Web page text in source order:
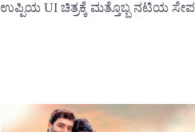
ಉಪ್ಪಿಯ UI ಚಿತ್ರಕ್ಕೆ ಮತ್ತೊಬ್ಬ ನಟಿಯ